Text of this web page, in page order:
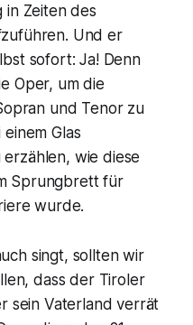
in Zeiten des
Und er
sofort: Ja! Denn
Oper, um die
und Tenor zu
Glas
wie diese
Sprungbrett für
wurde.
singt, sollten wir
dass der Tiroler
sein Vaterland verrät